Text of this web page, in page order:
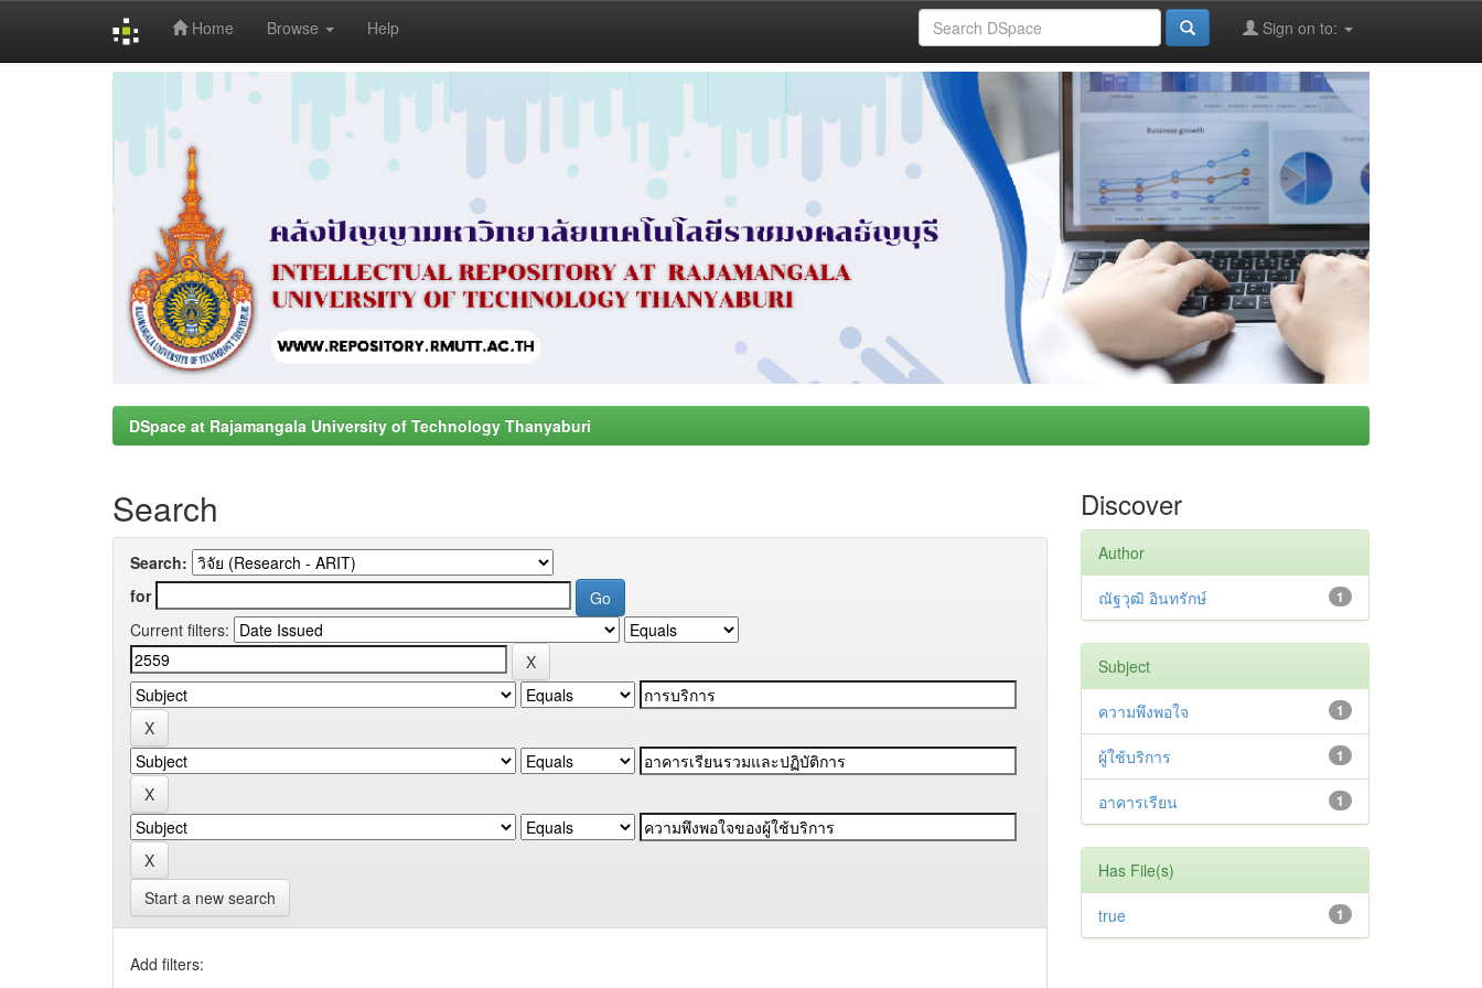
Home Browse Help Sign on to:
DSpace at Rajamangala University of Technology Thanyaburi
Search
Search:
for
Current filters:
Start a new search
Add filters:
Discover
Author
1
ณัฐวุฒิ อินทรักษ์
Subject
1
ความพึงพอใจ
1
ผู้ใช้บริการ
1
อาคารเรียน
Has File(s)
1
true